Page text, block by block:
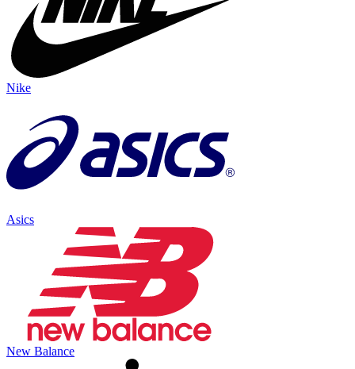
Nike
Asics
New Balance